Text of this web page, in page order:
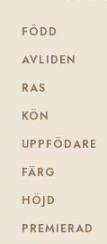
FÖDD
AVLIDEN
RAS
KÖN
UPPFÖDARE
FÄRG
HÖJD
PREMIERAD